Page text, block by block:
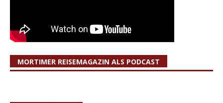
MORTIMER REISEMAGAZIN ALS PODCAST